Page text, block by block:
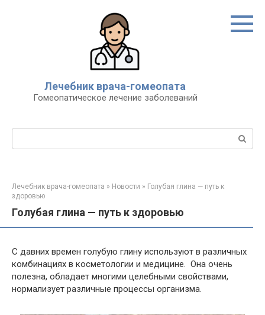
Лечебник врача-гомеопата
Гомеопатическое лечение заболеваний
Поиск:
Лечебник врача-гомеопата » Новости » Голубая глина — путь к
здоровью
Голубая глина — путь к здоровью
С давних времен голубую глину используют в различных
комбинациях в косметологии и медицине. Она очень
полезна, обладает многими целебными свойствами,
нормализует различные процессы организма.